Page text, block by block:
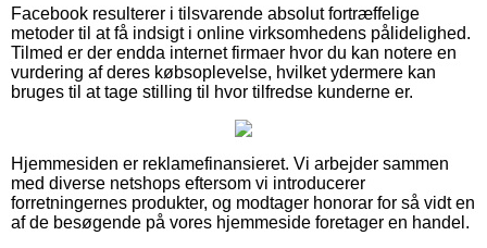
Facebook resulterer i tilsvarende absolut fortræffelige
metoder til at få indsigt i online virksomhedens pålidelighed.
Tilmed er der endda internet firmaer hvor du kan notere en
vurdering af deres købsoplevelse, hvilket ydermere kan
bruges til at tage stilling til hvor tilfredse kunderne er.
Hjemmesiden er reklamefinansieret. Vi arbejder sammen
med diverse netshops eftersom vi introducerer
forretningernes produkter, og modtager honorar for så vidt en
af de besøgende på vores hjemmeside foretager en handel.